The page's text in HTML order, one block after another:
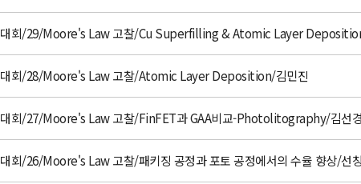
회/29/Moore's Law 고찰/Cu Superfilling & Atomic Layer
회/28/Moore's Law 고찰/Atomic Layer Deposition/김민진
회/27/Moore's Law 고찰/FinFET과 GAA비교-Photolitography/김선
회/26/Moore's Law 고찰/패키징 공정과 포토 공정에서의 수율 향상/선